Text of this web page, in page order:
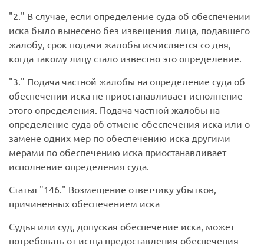
2.
В случае, если определение суда об обеспечении
иска было вынесено без извещения лица, подавшего
жалобу, срок подачи жалобы исчисляется со дня,
когда такому лицу стало известно это определение.
3.
Подача частной жалобы на определение суда об
обеспечении иска не приостанавливает исполнение
этого определения. Подача частной жалобы на
определение суда об отмене обеспечения иска или о
замене одних мер по обеспечению иска другими
мерами по обеспечению иска приостанавливает
исполнение определения суда.
Статья
146.
Возмещение ответчику убытков,
причиненных обеспечением иска
Судья или суд, допуская обеспечение иска, может
потребовать от истца предоставления обеспечения